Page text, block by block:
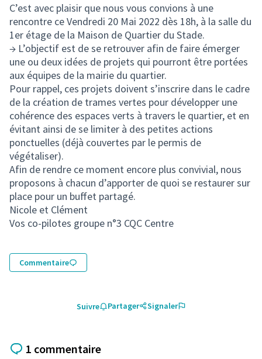
(Lien externe)
C’est avec plaisir que nous vous convions à une
rencontre ce Vendredi 20 Mai 2022 dès 18h, à la salle du
1er étage de la Maison de Quartier du Stade.
→ L’objectif est de se retrouver afin de faire émerger
une ou deux idées de projets qui pourront être portées
aux équipes de la mairie du quartier.
Pour rappel, ces projets doivent s’inscrire dans le cadre
de la création de trames vertes pour développer une
cohérence des espaces verts à travers le quartier, et en
évitant ainsi de se limiter à des petites actions
ponctuelles (déjà couvertes par le permis de
végétaliser).
Afin de rendre ce moment encore plus convivial, nous
proposons à chacun d’apporter de quoi se restaurer sur
place pour un buffet partagé.
Nicole et Clément
Vos co-pilotes groupe n°3 CQC Centre
Commentaire
Suivre Partager Signaler
1 commentaire